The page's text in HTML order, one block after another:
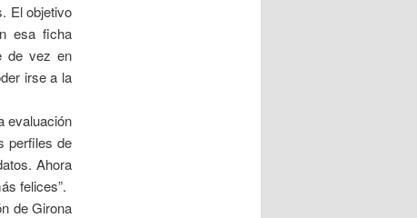
El objetivo
esa ficha
de vez en
irse a la
evaluación
perfiles de
Ahora
felices”.
de Girona